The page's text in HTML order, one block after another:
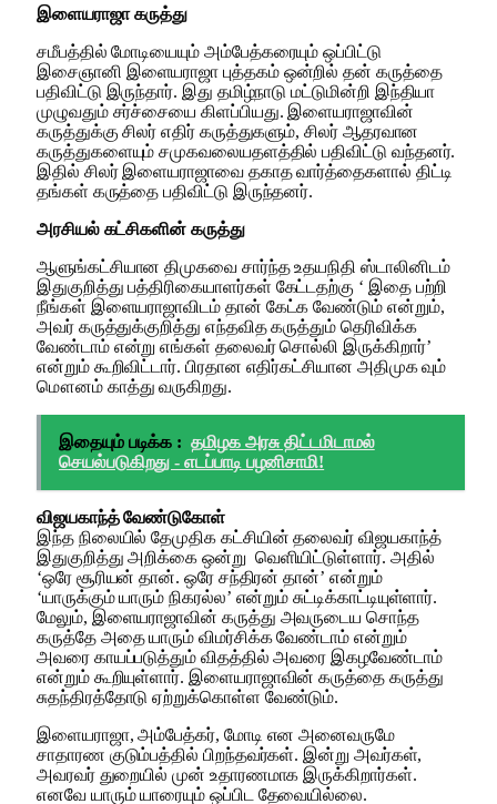
இளையராஜா கருத்து
சமீபத்தில் மோடியையும் அம்பேத்கரையும் ஒப்பிட்டு
இசைஞானி இளையராஜா புத்தகம் ஒன்றில் தன் கருத்தை
பதிவிட்டு இருந்தார். இது தமிழ்நாடு மட்டுமின்றி இந்தியா
முழுவதும் சர்ச்சையை கிளப்பியது. இளையராஜாவின்
கருத்துக்கு சிலர் எதிர் கருத்துகளும், சிலர் ஆதரவான
கருத்துகளையும் சமுகவலையதளத்தில் பதிவிட்டு வந்தனர்.
இதில் சிலர் இளையராஜாவை தகாத வார்த்தைகளால் திட்டி
தங்கள் கருத்தை பதிவிட்டு இருந்தனர்.
அரசியல் கட்சிகளின் கருத்து
ஆளுங்கட்சியான திமுகவை சார்ந்த உதயநிதி ஸ்டாலினிடம்
இதுகுறித்து பத்திரிகையாளர்கள் கேட்டதற்கு ‘ இதை பற்றி
நீங்கள் இளையராஜாவிடம் தான் கேட்க வேண்டும் என்றும்,
அவர் கருத்துக்குறித்து எந்தவித கருத்தும் தெரிவிக்க
வேண்டாம் என்று எங்கள் தலைவர் சொல்லி இருக்கிறார்’
என்றும் கூறிவிட்டார். பிரதான எதிர்கட்சியான அதிமுக வும்
மௌனம் காத்து வருகிறது.
இதையும் படிக்க : தமிழக அரசு திட்டமிடாமல்
செயல்படுகிறது - எடப்பாடி பழனிசாமி!
விஜயகாந்த் வேண்டுகோள்
இந்த நிலையில் தேமுதிக கட்சியின் தலைவர் விஜயகாந்த்
இதுகுறித்து அறிக்கை ஒன்று வெளியிட்டுள்ளார். அதில்
‘ஒரே சூரியன் தான். ஒரே சந்திரன் தான்’ என்றும்
‘யாருக்கும் யாரும் நிகரல்ல’ என்றும் சுட்டிக்காட்டியுள்ளார்.
மேலும், இளையராஜாவின் கருத்து அவருடைய சொந்த
கருத்தே அதை யாரும் விமர்சிக்க வேண்டாம் என்றும்
அவரை காயப்படுத்தும் விதத்தில் அவரை இகழவேண்டாம்
என்றும் கூறியுள்ளார். இளையராஜாவின் கருத்தை கருத்து
சுதந்திரத்தோடு ஏற்றுக்கொள்ள வேண்டும்.
இளையராஜா, அம்பேத்கர், மோடி என அனைவருமே
சாதாரண குடும்பத்தில் பிறந்தவர்கள். இன்று அவர்கள்,
அவரவர் துறையில் முன் உதாரணமாக இருக்கிறார்கள்.
எனவே யாரும் யாரையும் ஒப்பிட தேவையில்லை.